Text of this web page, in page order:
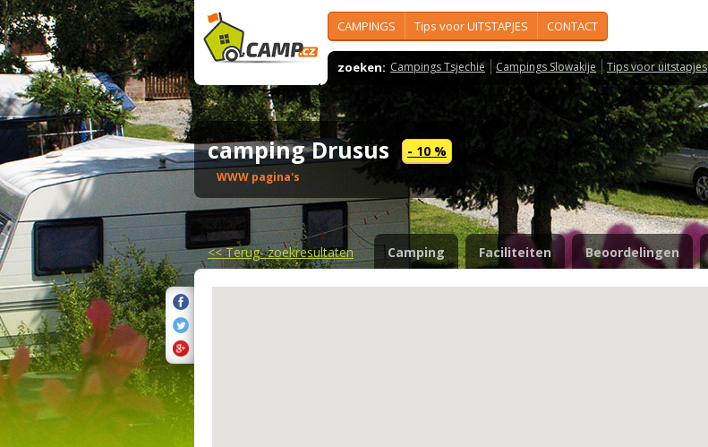
CAMPINGS Tips voor UITSTAPJES CONTACT
zoeken: Campings Tsjechië Campings Slowakije Tips voor uitstapjes
camping Drusus - 10 %
WWW pagina's
<<Terug- zoekresultaten Camping Faciliteiten Beoordelingen